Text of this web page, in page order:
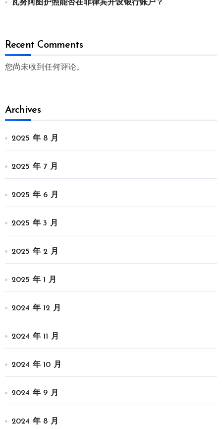
瓦努阿图护照能否在菲律宾开设银行账户？
Recent Comments
您尚未收到任何评论。
Archives
2025 年 8 月
2025 年 7 月
2025 年 6 月
2025 年 3 月
2025 年 2 月
2025 年 1 月
2024 年 12 月
2024 年 11 月
2024 年 10 月
2024 年 9 月
2024 年 8 月